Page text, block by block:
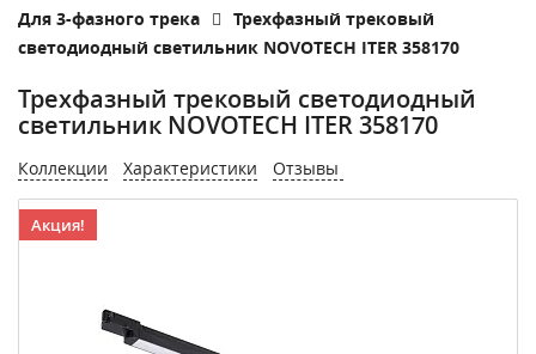
Для 3-фазного трека
Трехфазный трековый
светодиодный светильник NOVOTECH ITER 358170
Трехфазный трековый светодиодный
светильник NOVOTECH ITER 358170
Коллекции Характеристики Отзывы
Акция!